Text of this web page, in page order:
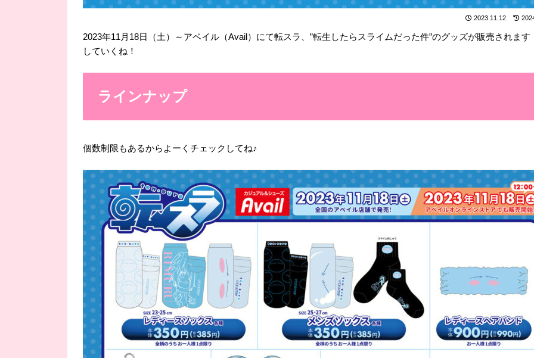
2023.11.12
2023年11月18日（土）～アベイル（Avail）にて転スラ、”転生したらスライムだった件”のグッズが販売されます
していくね！
ラインナップ
個数制限もあるからよーくチェックしてね♪